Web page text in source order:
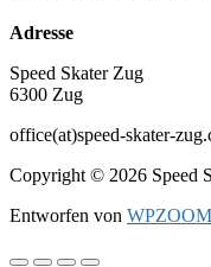
Adresse
Speed Skater Zug
6300 Zug
office(at)speed-skater-
Copyright © 2026 Speed
Entworfen von WPZOOM